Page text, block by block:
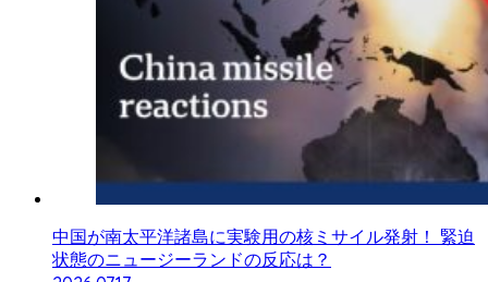
中国が南太平洋諸島に実験用の核ミサイル発射！ 緊迫
状態のニュージーランドの反応は？